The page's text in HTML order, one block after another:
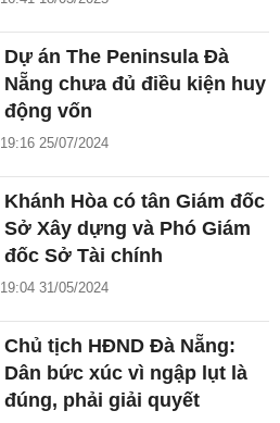
Dự án The Peninsula Đà
Nẵng chưa đủ điều kiện huy
động vốn
19:16 25/07/2024
Khánh Hòa có tân Giám đốc
Sở Xây dựng và Phó Giám
đốc Sở Tài chính
19:04 31/05/2024
Chủ tịch HĐND Đà Nẵng:
Dân bức xúc vì ngập lụt là
đúng, phải giải quyết